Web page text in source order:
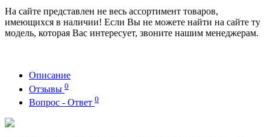
На сайте представлен не весь ассортимент товаров,
имеющихся в наличии! Если Вы не можете найти на сайте ту
модель, которая Вас интересует, звоните нашим менеджерам.
Описание
Отзывы 0
Вопрос - Ответ 0